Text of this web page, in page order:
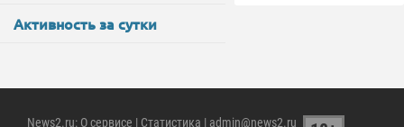
Активность за сутки
News2.ru: О сервисе | Статистика | admin@news2.ru